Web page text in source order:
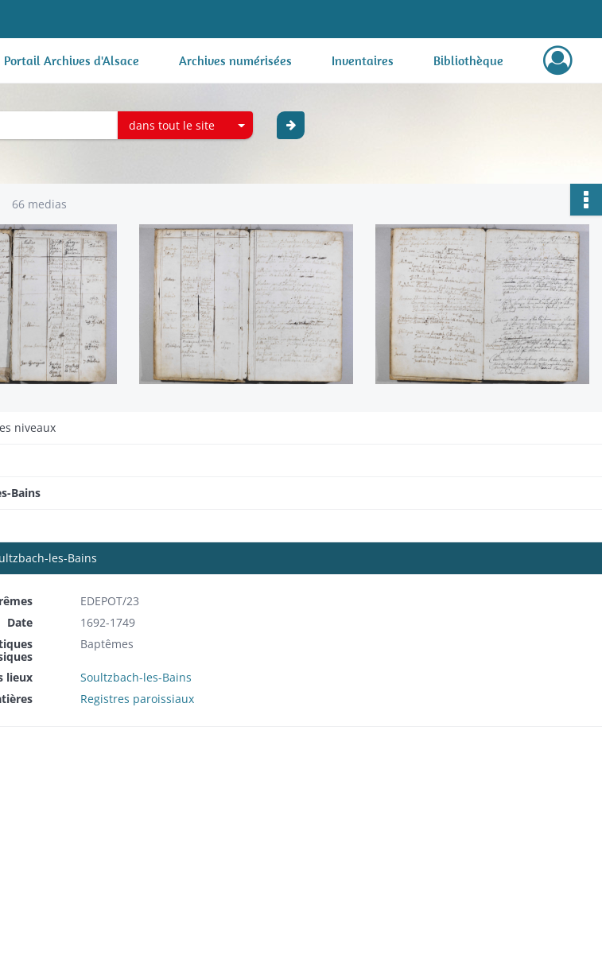
Portail Archives d'Alsace Archives numérisées Inventaires Bibliothèque
dans tout le site
66 medias
niveaux
Bains
les-Bains
EDEPOT/23
Date
1692-1749
Baptêmes
lieux
Soultzbach-les-Bains
Registres paroissiaux